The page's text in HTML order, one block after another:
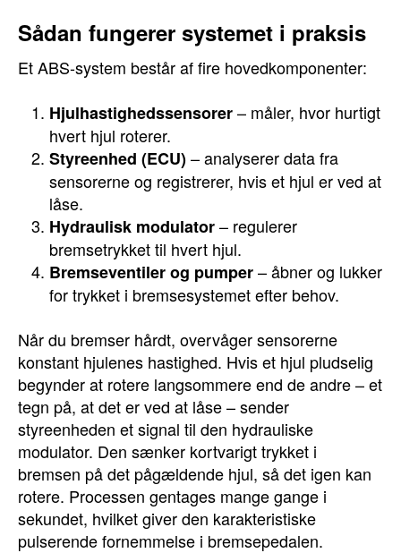
Sådan fungerer systemet i praksis
Et ABS-system består af fire hovedkomponenter:
Hjulhastighedssensorer– måler, hvor hurtigt
hvert hjul roterer.
Styreenhed (ECU)– analyserer data fra
sensorerne og registrerer, hvis et hjul er ved at
låse.
Hydraulisk modulator– regulerer
bremsetrykket til hvert hjul.
Bremseventiler og pumper– åbner og lukker
for trykket i bremsesystemet efter behov.
Når du bremser hårdt, overvåger sensorerne
konstant hjulenes hastighed. Hvis et hjul pludselig
begynder at rotere langsommere end de andre – et
tegn på, at det er ved at låse – sender
styreenheden et signal til den hydrauliske
modulator. Den sænker kortvarigt trykket i
bremsen på det pågældende hjul, så det igen kan
rotere. Processen gentages mange gange i
sekundet, hvilket giver den karakteristiske
pulserende fornemmelse i bremsepedalen.